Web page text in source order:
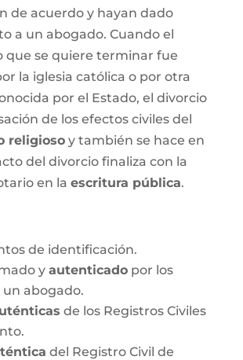
de acuerdo y hayan dado
a un abogado. Cuando el
que se quiere terminar fue
la iglesia católica o por otra
por el Estado, el divorcio
de los efectos civiles del
religiosoy también se hace en
del divorcio finaliza con la
en la escritura pública.
de identificación.
y autenticadopor los
abogado.
de los Registros Civiles
del Registro Civil de